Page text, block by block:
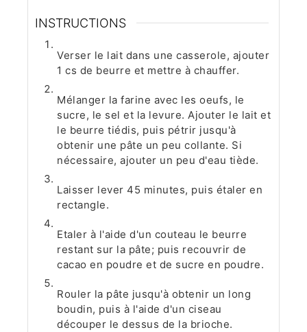
INSTRUCTIONS
Verser le lait dans une casserole, ajouter
1 cs de beurre et mettre à chauffer.
Mélanger la farine avec les oeufs, le
sucre, le sel et la levure. Ajouter le lait et
le beurre tiédis, puis pétrir jusqu'à
obtenir une pâte un peu collante. Si
nécessaire, ajouter un peu d'eau tiède.
Laisser lever 45 minutes, puis étaler en
rectangle.
Etaler à l'aide d'un couteau le beurre
restant sur la pâte; puis recouvrir de
cacao en poudre et de sucre en poudre.
Rouler la pâte jusqu'à obtenir un long
boudin, puis à l'aide d'un ciseau
découper le dessus de la brioche.